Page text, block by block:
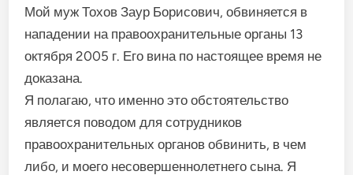
Мой муж Тохов Заур Борисович, обвиняется в
нападении на правоохранительные органы 13
октября 2005 г. Его вина по настоящее время не
доказана.
Я полагаю, что именно это обстоятельство
является поводом для сотрудников
правоохранительных органов обвинить, в чем
либо, и моего несовершеннолетнего сына. Я